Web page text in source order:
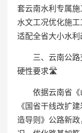
套云南水利专属
水文工况优化施工
适配全省大小水利
三、云南公
硬性要求🛣️
依据云南省《
《国省干线改扩
造导则》公路新